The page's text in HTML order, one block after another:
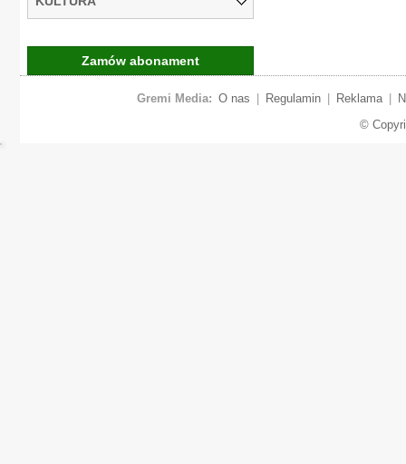
Zamów abonament
Gremi Media: O nas Regulamin Reklama
©